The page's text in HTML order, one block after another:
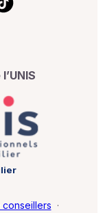
conseillers ·